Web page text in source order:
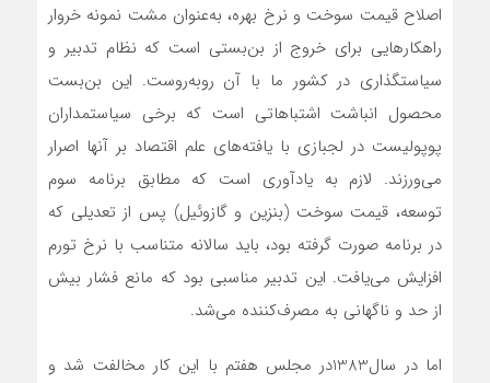
اصلاح قیمت سوخت و نرخ بهره، به‌عنوان مشت نمونه خروار
راهکارهایی برای خروج از بن‌بستی است که نظام تدبیر و
سیاستگذاری در کشور ما با آن روبه‌روست. این بن‌بست
محصول انباشت اشتباهاتی است که برخی سیاستمداران
پوپولیست در لجبازی با یافته‌های علم اقتصاد بر آنها اصرار
می‌ورزند. لازم به یادآوری است که مطابق برنامه سوم
توسعه، قیمت سوخت (بنزین و گازوئیل) پس از تعدیلی که
در برنامه صورت گرفته بود، باید سالانه متناسب با نرخ تورم
افزایش می‌یافت. این تدبیر مناسبی بود که مانع فشار بیش
از حد و ناگهانی به مصرف‌کننده می‌شد.
اما در سال1383در مجلس هفتم با این کار مخالفت شد و